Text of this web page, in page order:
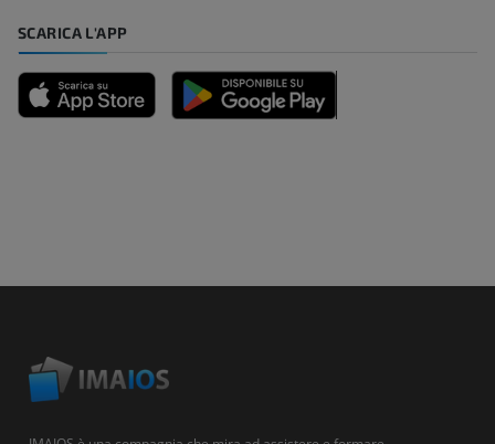
SCARICA L'APP